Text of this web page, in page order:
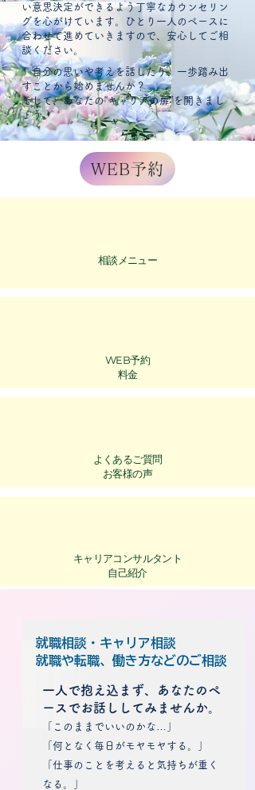
い意思決定ができるよう丁寧なカウンセリン
グを心がけています。ひとり一人のペースに
合わせて進めていきますので、安心してご相
談ください。
自分の思いや考えを話したり、一歩踏み出
すことから始めませんか？
そして、あなたの“キャリアの扉”を開きまし
ょう。
WEB予約
相談​メニュー
WEB予約
​料金
​よくあるご質問
お客様の声
キャリアコンサルタント
​自己紹介
一人で抱え込まず、あなたのペ
ースでお話ししてみませんか。
「このままでいいのかな…」
「何となく毎日がモヤモヤする。」
「仕事のことを考えると気持ちが重く
なる。」
就職相談・キャリア相談
就職や転職、働き方などのご相談